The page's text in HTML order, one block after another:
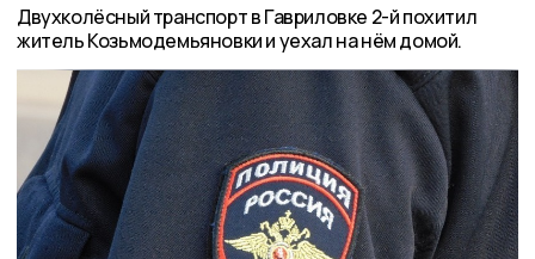
Двухколёсный транспорт в Гавриловке 2-й похитил
житель Козьмодемьяновки и уехал на нём домой.